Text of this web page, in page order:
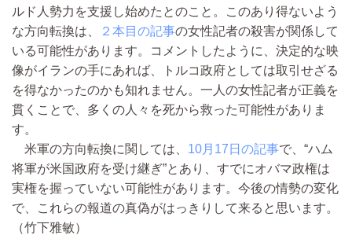
ルド人勢力を支援し始めたとのこと。このあり得ないよう
な方向転換は、
２本目の記事の女性記者の殺害が関係して
いる可能性があります。コメントしたように、決定的な映
像がイランの手にあれば、トルコ政府としては取引せざる
を得なかったのかも知れません。一人の女性記者が正義を
貫くことで、多くの人々を死から救った可能性がありま
す。
米軍の方向転換に関しては、 10月17日の記事で、“ハム
将軍が米国政府を受け継ぎ”とあり、すでにオバマ政権は
実権を握っていない可能性があります。今後の情勢の変化
で、これらの報道の真偽がはっきりして来ると思います。
（竹下雅敏）